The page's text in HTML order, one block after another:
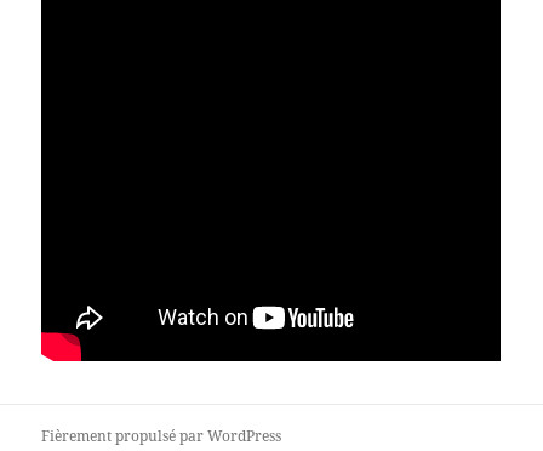
Fièrement propulsé par WordPress